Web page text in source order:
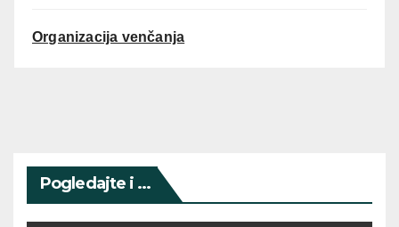
Organizacija venčanja
Pogledajte i ...